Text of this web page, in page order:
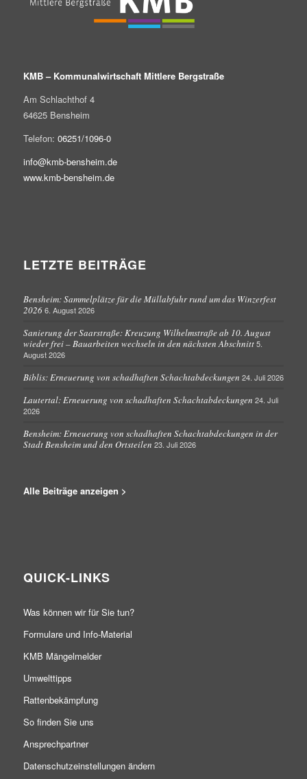
KMB – Kommunalwirtschaft Mittlere Bergstraße
Am Schlachthof 4
64625 Bensheim
Telefon: 06251/1096-0
info@kmb-bensheim.de
www.kmb-bensheim.de
LETZTE BEITRÄGE
Bensheim: Sammelplätze für die Müllabfuhr rund um das Winzerfest
2026 6. August 2026
Sanierung der Saarstraße: Kreuzung Wilhelmstraße ab 10. August
wieder frei – Bauarbeiten wechseln in den nächsten Abschnitt 5.
August 2026
Biblis: Erneuerung von schadhaften Schachtabdeckungen 24. Juli 2026
Lautertal: Erneuerung von schadhaften Schachtabdeckungen 24. Juli
2026
Bensheim: Erneuerung von schadhaften Schachtabdeckungen in der
Stadt Bensheim und den Ortsteilen 23. Juli 2026
Alle Beiträge anzeigen >
QUICK-LINKS
Was können wir für Sie tun?
Formulare und Info-Material
KMB Mängelmelder
Umwelttipps
Rattenbekämpfung
So finden Sie uns
Ansprechpartner
Datenschutzeinstellungen ändern